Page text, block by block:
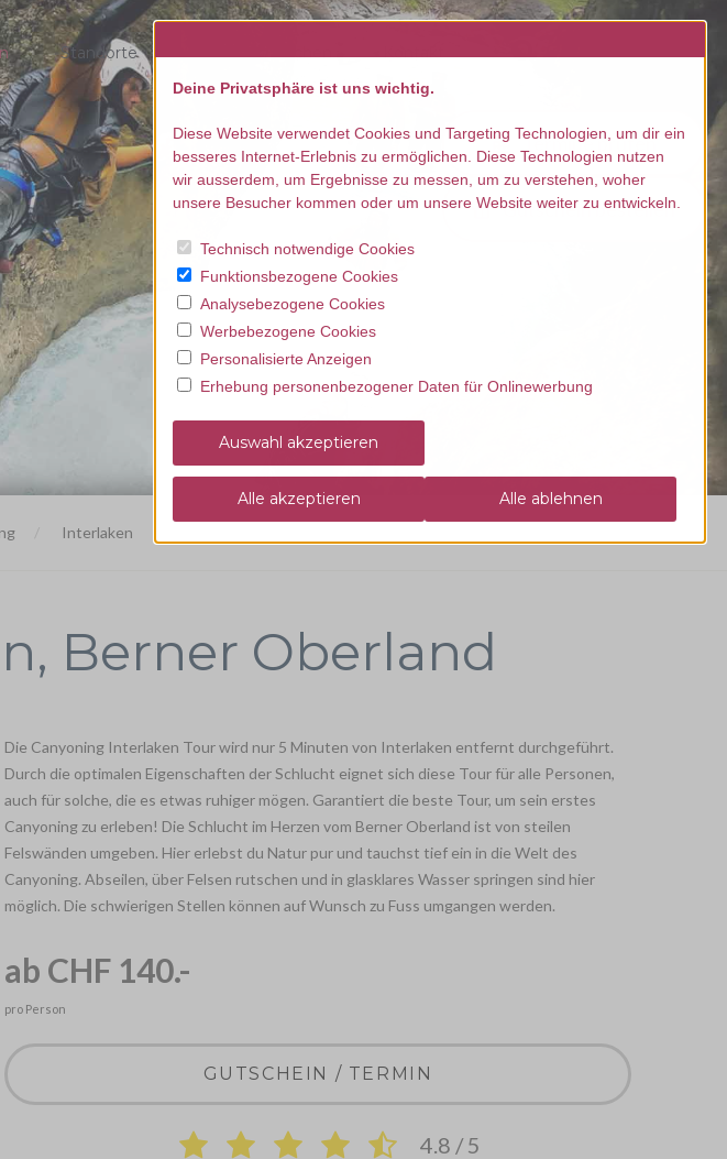
Standorte bestellen / buchen Kontakt
Interlaken
Berner Oberland
Die Canyoning Interlaken Tour wird nur 5 Minuten von Interlaken entfernt durchgeführt.
Durch die optimalen Eigenschaften der Schlucht eignet sich diese Tour für alle Personen,
auch für solche, die es etwas ruhiger mögen. Garantiert die beste Tour, um sein erstes
Canyoning zu erleben! Die Schlucht im Herzen vom Berner Oberland ist von steilen
Felswänden umgeben. Hier erlebst du Natur pur und tauchst tief ein in die Welt des
Canyoning. Abseilen, über Felsen rutschen und in glasklares Wasser springen sind hier
möglich. Die schwierigen Stellen können auf Wunsch zu Fuss umgangen werden.
ab CHF 140.-
pro Person
GUTSCHEIN / TERMIN
4.8 / 5
Termine prüfen
Gutschein bestellen
Deine Privatsphäre ist uns wichtig.
Diese Website verwendet Cookies und Targeting Technologien, um dir ein
besseres Internet-Erlebnis zu ermöglichen. Diese Technologien nutzen
wir ausserdem, um Ergebnisse zu messen, um zu verstehen, woher
unsere Besucher kommen oder um unsere Website weiter zu entwickeln.
Technisch notwendige Cookies
Funktionsbezogene Cookies
Analysebezogene Cookies
Werbebezogene Cookies
Personalisierte Anzeigen
Erhebung personenbezogener Daten für Onlinewerbung